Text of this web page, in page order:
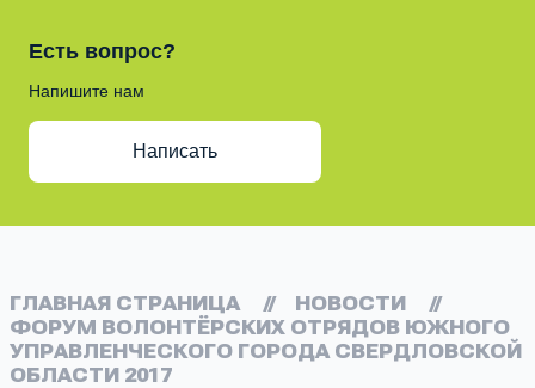
Есть вопрос?
Напишите нам
Написать
ГЛАВНАЯ СТРАНИЦА // НОВОСТИ
//
ФОРУМ ВОЛОНТЁРСКИХ ОТРЯДОВ ЮЖНОГО
УПРАВЛЕНЧЕСКОГО ГОРОДА СВЕРДЛОВСКОЙ
ОБЛАСТИ 2017